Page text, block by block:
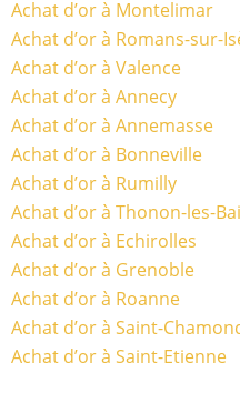
Achat d’or à Montelimar
Achat d’or à Romans-sur-
Achat d’or à Valence
Achat d’or à Annecy
Achat d’or à Annemasse
Achat d’or à Bonneville
Achat d’or à Rumilly
Achat d’or à Thonon-les-
Achat d’or à Echirolles
Achat d’or à Grenoble
Achat d’or à Roanne
Achat d’or à Saint-
Achat d’or à Saint-Etienne